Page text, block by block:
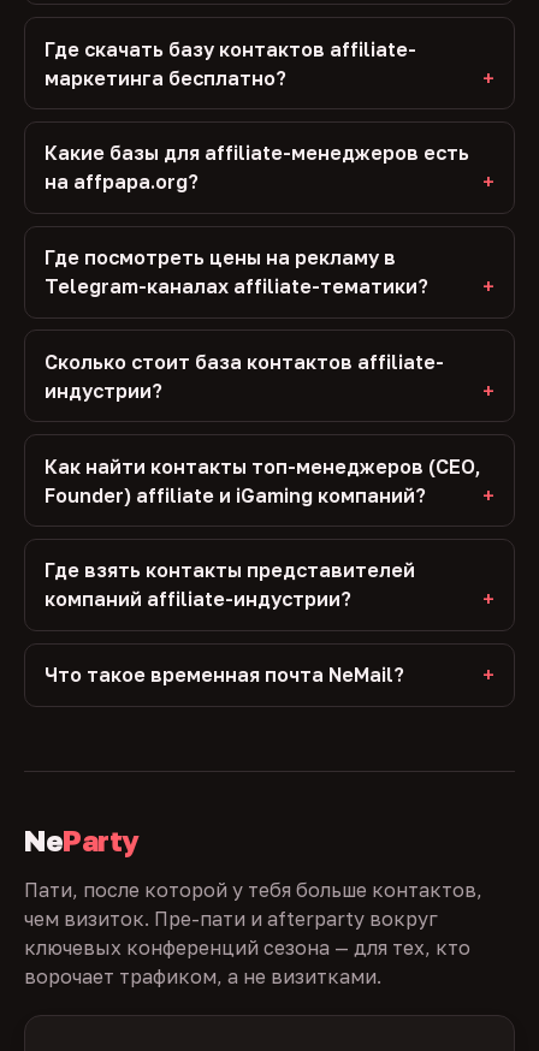
Где скачать базу контактов affiliate-
маркетинга бесплатно?
Какие базы для affiliate-менеджеров есть
на affpapa.org?
Где посмотреть цены на рекламу в
Telegram-каналах affiliate-тематики?
Сколько стоит база контактов affiliate-
индустрии?
Как найти контакты топ-менеджеров (CEO,
Founder) affiliate и iGaming компаний?
Где взять контакты представителей
компаний affiliate-индустрии?
Что такое временная почта NeMail?
NeParty
Пати, после которой у тебя больше контактов,
чем визиток. Пре-пати и afterparty вокруг
ключевых конференций сезона — для тех, кто
ворочает трафиком, а не визитками.